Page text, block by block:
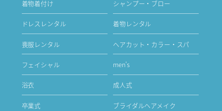
着物着付け シャンプー・ブロー
ドレスレンタル 着物レンタル
喪服レンタル ヘアカット・カラー・スパ
フェイシャル men's
浴衣 成人式
卒業式 ブライダルヘアメイク